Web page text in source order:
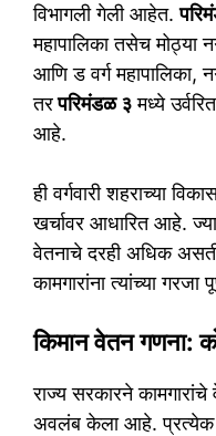
विभागली गेली आहेत.
महापालिका तसेच मोठ्या
आणि ड वर्ग महापालिका,
तरपरिमंडळ ३मध्ये
आहे.
ही वर्गवारी शहराच्या
खर्चावर आधारित आहे.
वेतनाचे दरही अधिक
कामगारांना त्यांच्या गरजा
किमान वेतन गणना:
राज्य सरकारने कामगारांचे
अवलंब केला आहे. प्रत्येक